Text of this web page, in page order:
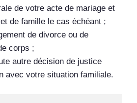
de votre acte de mariage et
de famille le cas échéant ;
de divorce ou de
corps ;
autre décision de justice
avec votre situation familiale.